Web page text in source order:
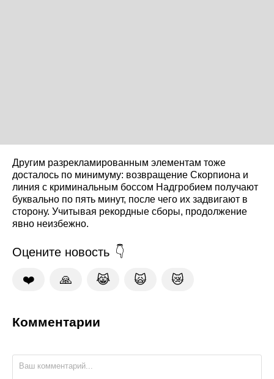
Другим разрекламированным элементам тоже
досталось по минимуму: возвращение Скорпиона и
линия с криминальным боссом Надгробием получают
буквально по пять минут, после чего их задвигают в
сторону. Учитывая рекордные сборы, продолжение
явно неизбежно.
Оцените новость
❤️ 🙏 😹 🙀 😿
Комментарии